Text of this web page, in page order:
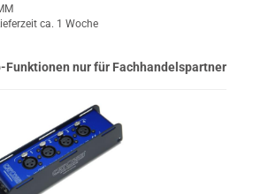
ca. 1 Woche
Funktionen nur für Fachhandelspartner